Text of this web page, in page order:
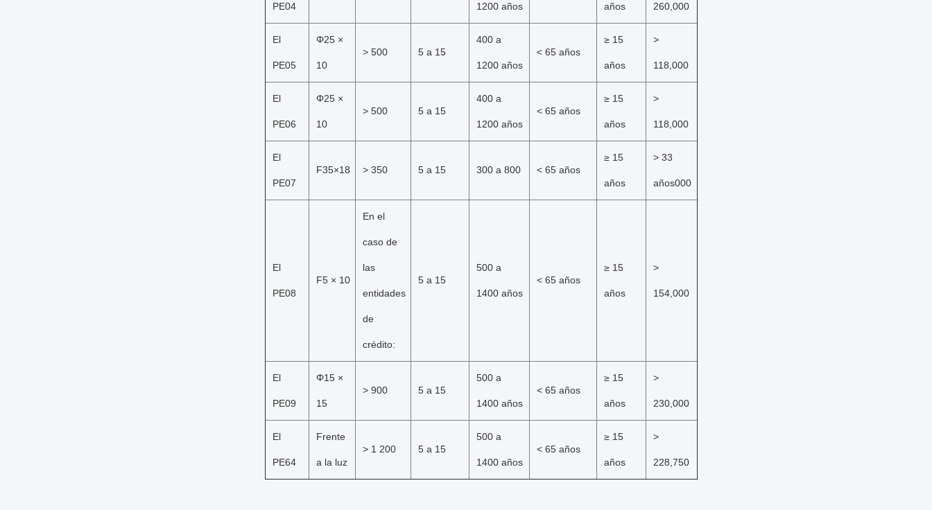
PE04 1200 años años 260,000
El
PE05
Φ25 ×
10
> 500 5 a 15
400 a
1200 años
< 65 años
≥ 15
años
>
118,000
El
PE06
Φ25 ×
10
> 500 5 a 15
400 a
1200 años
< 65 años
≥ 15
años
>
118,000
El
PE07
F35×18 > 350 5 a 15 300 a 800 < 65 años
≥ 15
años
> 33
años000
El
PE08
F5 × 10
En el
caso de
las
entidades
de
crédito:
5 a 15
500 a
1400 años
< 65 años
≥ 15
años
>
154,000
El
PE09
Φ15 ×
15
> 900 5 a 15
500 a
1400 años
< 65 años
≥ 15
años
>
230,000
El
PE64
Frente
a la luz
> 1 200 5 a 15
500 a
1400 años
< 65 años
≥ 15
años
>
228,750